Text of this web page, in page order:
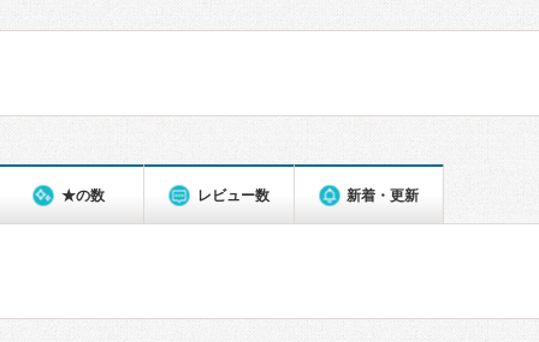
★の数 レビュー数 新着・更新